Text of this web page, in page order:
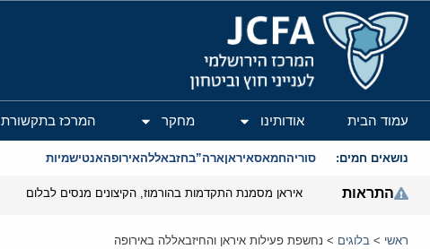
המרכז הירושלמי לענייני חוץ וביטחון
עמוד הבית אודותינו מחקר המרכז בתקשורת
נושאים חמים: סוריהחמאסאיראןארה”בחזבאללהאירופהאנטישמיות
התראות איראן מסמנת התקדמות בהורמוז, הקיצונים מנסים לבלום
ראשי > בלוגים > נחשפת פעילות איראן והחיזבאללה באירופה